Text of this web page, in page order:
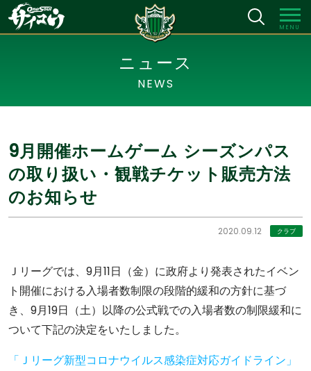
MENU
ニュース
NEWS
9月開催ホームゲーム シーズンパス
の取り扱い・観戦チケット販売方法
のお知らせ
2020.09.12 クラブ
Ｊリーグでは、9月11日（金）に政府より発表されたイベン
ト開催における入場者数制限の段階的緩和の方針に基づ
き、9月19日（土）以降の公式戦での入場者数の制限緩和に
ついて下記の決定をいたしました。
「Ｊリーグ新型コロナウイルス感染症対応ガイドライン」